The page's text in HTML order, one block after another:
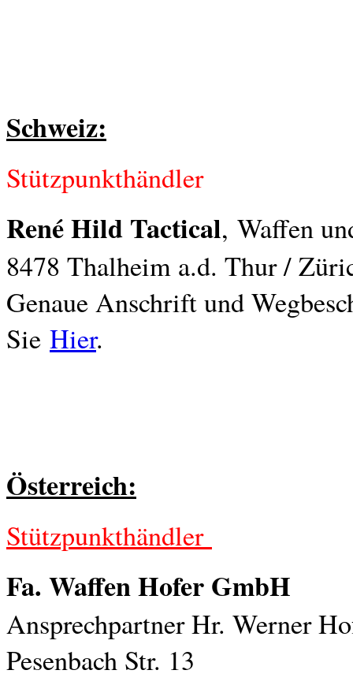
Schweiz:
Stützpunkthändler
René Hild Tactical, Waffen
8478 Thalheim a.d. Thur /
Genaue Anschrift und
Sie Hier.
Österreich:
Stützpunkthändler
Fa. Waffen Hofer GmbH
Ansprechpartner Hr. Werner
Pesenbach Str. 13